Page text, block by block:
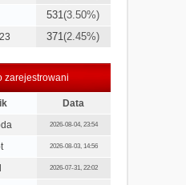
531(3.50%)
371(2.45%)
zarejestrowani
Data
2026-08-04, 23:54
2026-08-03, 14:56
2026-07-31, 22:02